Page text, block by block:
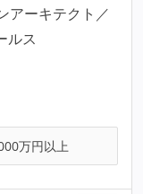
アーキテクト／
ルス
万円以上